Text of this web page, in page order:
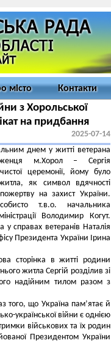
місто Контакти
з Хорольської
на придбання
2025-07-14
днем у житті ветерана
м.Хорол – Сергія
церемонії, йому було
як символ вдячності
на захист України.
т.в.о. начальника
Володимир Когут.
у справах ветеранів Наталія
Президента України Ірина
сторінка в житті родини
житла Сергій розділив зі
надійним тилом разом з
того, що Україна пам’ятає й
української війни є однією
військових та їх родин
Президентом України